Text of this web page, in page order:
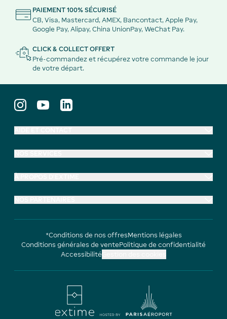
PAIEMENT 100% SÉCURISÉ
CB, Visa, Mastercard, AMEX, Bancontact, Apple Pay,
Google Pay, Alipay, China UnionPay, WeChat Pay.
CLICK & COLLECT OFFERT
Pré-commandez et récupérez votre commande le jour
de votre départ.
*Conditions de nos offresMentions légales
Conditions générales de ventePolitique de confidentialité
Accessibilité